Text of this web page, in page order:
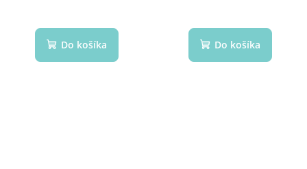
Do košíka Do košíka